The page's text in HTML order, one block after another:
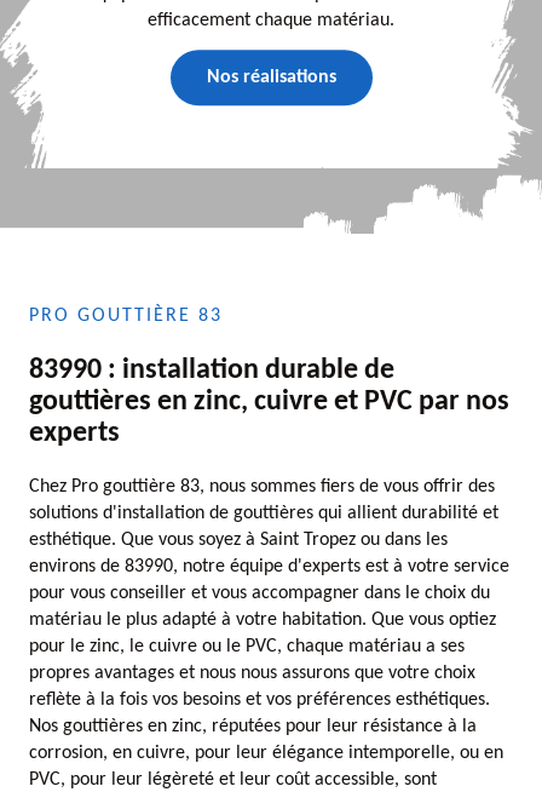
efficacement chaque matériau.
Nos réalisations
PRO GOUTTIÈRE 83
83990 : installation durable de
gouttières en zinc, cuivre et PVC par nos
experts
Chez Pro gouttière 83, nous sommes fiers de vous offrir des
solutions d'installation de gouttières qui allient durabilité et
esthétique. Que vous soyez à Saint Tropez ou dans les
environs de 83990, notre équipe d'experts est à votre service
pour vous conseiller et vous accompagner dans le choix du
matériau le plus adapté à votre habitation. Que vous optiez
pour le zinc, le cuivre ou le PVC, chaque matériau a ses
propres avantages et nous nous assurons que votre choix
reflète à la fois vos besoins et vos préférences esthétiques.
Nos gouttières en zinc, réputées pour leur résistance à la
corrosion, en cuivre, pour leur élégance intemporelle, ou en
PVC, pour leur légèreté et leur coût accessible, sont